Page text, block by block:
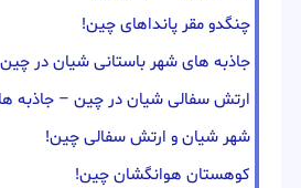
چنگدو مقر پانداهای چین!
جاذبه های شهر باستانی شیان در چین
ارتش سفالی شیان در چین – جاذبه
شهر شیان و ارتش سفالی چین!
کوهستان هوانگشان چین!